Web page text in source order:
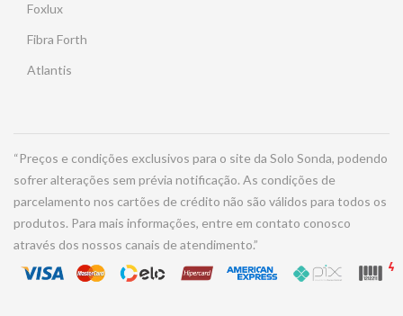
Foxlux
Fibra Forth
Atlantis
“Preços e condições exclusivos para o site da Solo Sonda, podendo
sofrer alterações sem prévia notificação. As condições de
parcelamento nos cartões de crédito não são válidos para todos os
produtos. Para mais informações, entre em contato conosco
através dos nossos canais de atendimento.”